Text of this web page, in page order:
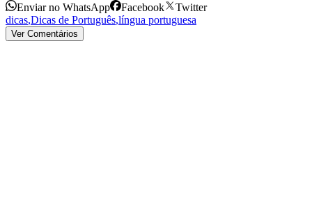
Enviar no WhatsApp Facebook
Twitter
dicas,Dicas de Português,língua portuguesa
Ver Comentários